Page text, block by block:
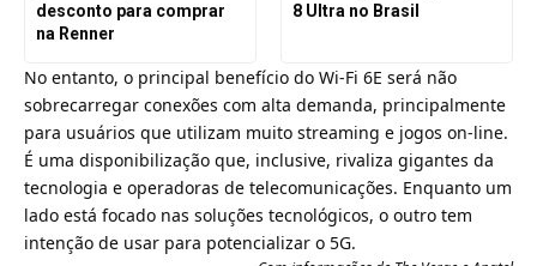
desconto para comprar
na Renner
8 Ultra no Brasil
No entanto, o principal benefício do Wi-Fi 6E será não
sobrecarregar conexões com alta demanda, principalmente
para usuários que utilizam muito streaming e jogos on-line.
É uma disponibilização que, inclusive, rivaliza gigantes da
tecnologia e operadoras de telecomunicações. Enquanto um
lado está focado nas soluções tecnológicos, o outro tem
intenção de usar para potencializar o 5G.